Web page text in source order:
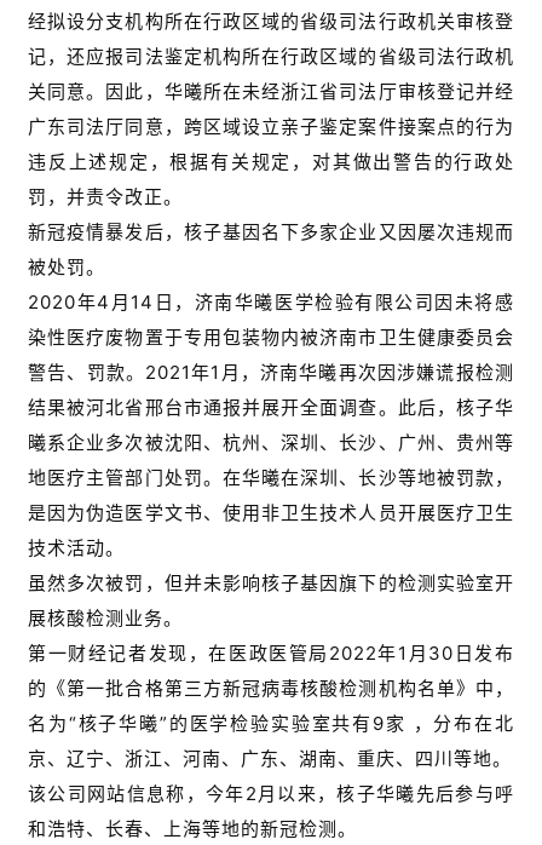
经拟设分支机构所在行政区域的省级司法行政机关审核登
记，还应报司法鉴定机构所在行政区域的省级司法行政机
关同意。因此，华曦所在未经浙江省司法厅审核登记并经
广东司法厅同意，跨区域设立亲子鉴定案件接案点的行为
违反上述规定，根据有关规定，对其做出警告的行政处
罚，并责令改正。
新冠疫情暴发后，核子基因名下多家企业又因屡次违规而
被处罚。
2020年4月14日，济南华曦医学检验有限公司因未将感
染性医疗废物置于专用包装物内被济南市卫生健康委员会
警告、罚款。2021年1月，济南华曦再次因涉嫌谎报检测
结果被河北省邢台市通报并展开全面调查。此后，核子华
曦系企业多次被沈阳、杭州、深圳、长沙、广州、贵州等
地医疗主管部门处罚。在华曦在深圳、长沙等地被罚款，
是因为伪造医学文书、使用非卫生技术人员开展医疗卫生
技术活动。
虽然多次被罚，但并未影响核子基因旗下的检测实验室开
展核酸检测业务。
第一财经记者发现，在医政医管局2022年1月30日发布
的《第一批合格第三方新冠病毒核酸检测机构名单》中，
名为“核子华曦”的医学检验实验室共有9家 ，分布在北
京、辽宁、浙江、河南、广东、湖南、重庆、四川等地。
该公司网站信息称，今年2月以来，核子华曦先后参与呼
和浩特、长春、上海等地的新冠检测。